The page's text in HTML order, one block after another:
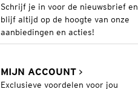
Schrijf je in voor de nieuwsbrief en
blijf altijd op de hoogte van onze
aanbiedingen en acties!
MIJN ACCOUNT
Exclusieve voordelen voor jou